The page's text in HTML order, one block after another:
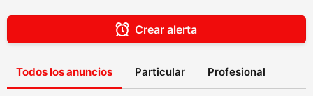
Crear alerta
Todos los anuncios Particular Profesional